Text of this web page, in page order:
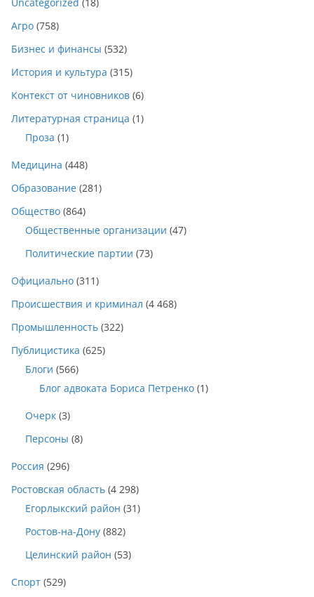
Uncategorized (18)
Агро (758)
Бизнес и финансы (532)
История и культура (315)
Контекст от чиновников (6)
Литературная страница (1)
Проза (1)
Медицина (448)
Образование (281)
Общество (864)
Общественные организации (47)
Политические партии (73)
Официально (311)
Происшествия и криминал (4 468)
Промышленность (322)
Публицистика (625)
Блоги (566)
Блог адвоката Бориса Петренко (1)
Очерк (3)
Персоны (8)
Россия (296)
Ростовская область (4 298)
Егорлыкский район (31)
Ростов-на-Дону (882)
Целинский район (53)
Спорт (529)